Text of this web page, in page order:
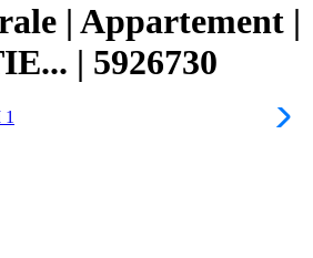
| Appartement |
| 5926730